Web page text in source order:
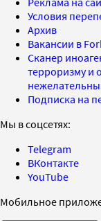
Условия
Архив
Вакансии в
Сканер
терроризму и
Подписка на
Мы в соцсетях:
Telegram
ВКонтакте
YouTube
Мобильное